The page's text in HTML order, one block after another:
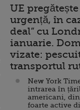
UE
urgență, în
deal” cu
ianuarie.
vizate:
transportul
New York
intrarea în
americani,
foarte active